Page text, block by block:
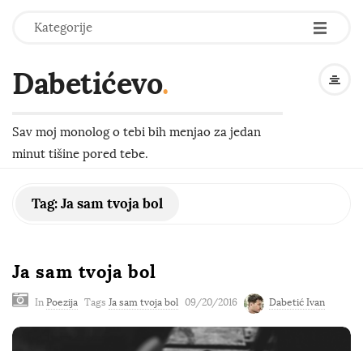
Kategorije -
-
-
Dabetićevo.
Sav moj monolog o tebi bih menjao za jedan
minut tišine pored tebe.
Tag:Ja sam tvoja bol
Ja sam tvoja bol
In Poezija Tags Ja sam tvoja bol 09/20/2016 Dabetić Ivan